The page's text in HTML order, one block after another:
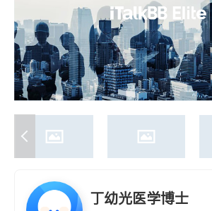
养老 非盈利组织
丁幼光医学博士